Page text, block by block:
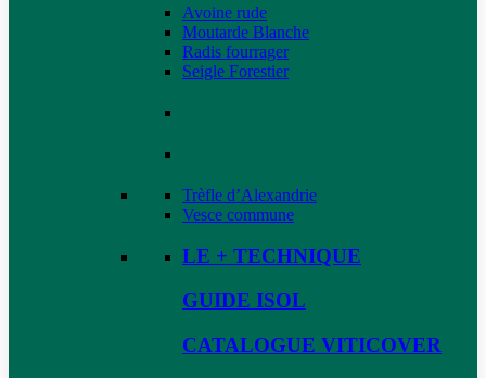
Avoine rude
Moutarde Blanche
Radis fourrager
Seigle Forestier
Trèfle d’Alexandrie
Vesce commune
LE + TECHNIQUE
GUIDE ISOL
CATALOGUE VITICOVER